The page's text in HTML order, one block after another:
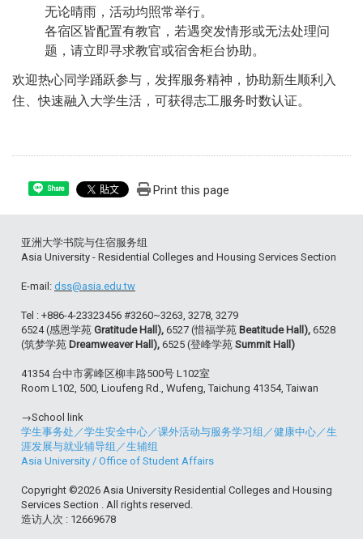
无论晴雨，活动均照常举行。
各宿区皆配置有教官，若遇突发情形或无法处理问
题，请立即寻求教官或宿舍柜台协助。
欢迎热心同学踊跃参与，发挥服务精神，协助新生顺利入
住、快速融入大学生活，可获得志工服务时数认证。
Share Print this page
亚洲大学书院与住宿服务组
Asia University - Residential Colleges and Housing Services Section
E-mail: dss@asia.edu.tw
Tel : +886-4-23323456 #3260~3263, 3278, 3279
6524 (感恩学苑 Gratitude Hall), 6527 (惜福学苑 Beatitude Hall), 6528
(筑梦学苑 Dreamweaver Hall), 6525 (登峰学苑 Summit Hall)
41354 台中市雾峰区柳丰路500号 L102室
Room L102, 500, Lioufeng Rd., Wufeng, Taichung 41354, Taiwan
→School link
学生事务处 ／学生安全中心 ／课外活动与服务学习组 ／健康中心 ／生
涯发展与就业辅导组 ／生辅组
Asia University / Office of Student Affairs
Copyright ©2026 Asia University Residential Colleges and Housing
Services Section . All rights reserved.
造访人次 : 12669678